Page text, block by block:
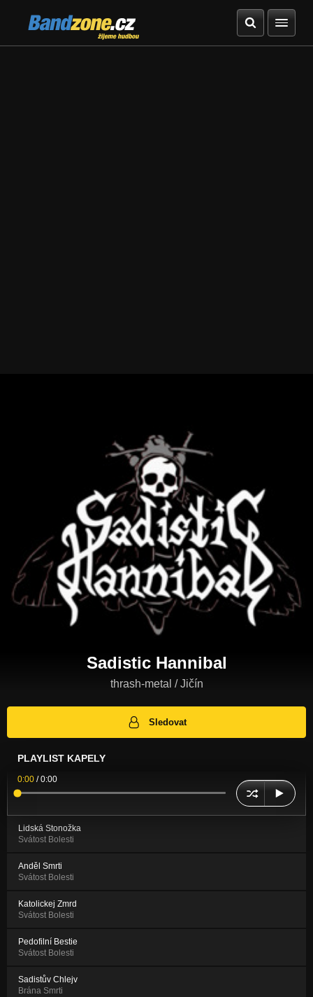
Bandzone.cz
žijeme hudbou
Sadistic Hannibal
thrash-metal / Jičín
Sledovat
PLAYLIST KAPELY
0:00 /0:00
Lidská Stonožka
Svátost Bolesti
Anděl Smrti
Svátost Bolesti
Katolickej Zmrd
Svátost Bolesti
Pedofilní Bestie
Svátost Bolesti
Sadistův Chlejv
Brána Smrti